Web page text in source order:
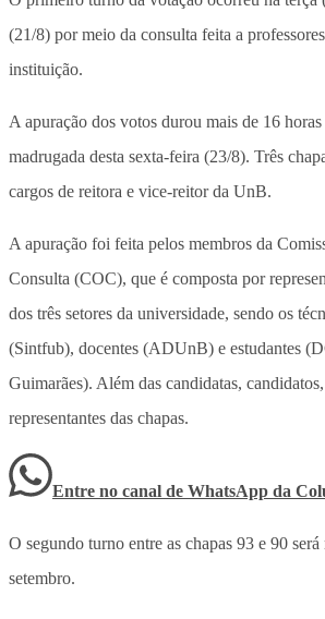
(21/8) por meio da consulta feita a
instituição.
A apuração dos votos durou mais de 16
madrugada desta sexta-feira (23/8). Três
cargos de reitora e vice-reitor da UnB.
A apuração foi feita pelos membros da
Consulta (COC), que é composta por
dos três setores da universidade, sendo os
(Sintfub), docentes (ADUnB) e estudantes
Guimarães). Além das candidatas,
representantes das chapas.
Entre no canal de WhatsApp da
O segundo turno entre as chapas 93 e 90
setembro.